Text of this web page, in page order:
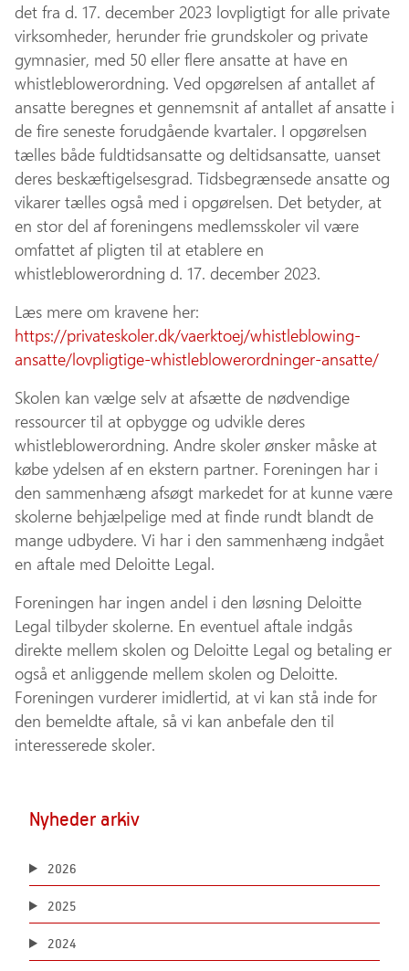
det fra d. 17. december 2023 lovpligtigt for alle private
virksomheder, herunder frie grundskoler og private
gymnasier, med 50 eller flere ansatte at have en
whistleblowerordning. Ved opgørelsen af antallet af
ansatte beregnes et gennemsnit af antallet af ansatte i
de fire seneste forudgående kvartaler. I opgørelsen
tælles både fuldtidsansatte og deltidsansatte, uanset
deres beskæftigelsesgrad. Tidsbegrænsede ansatte og
vikarer tælles også med i opgørelsen. Det betyder, at
en stor del af foreningens medlemsskoler vil være
omfattet af pligten til at etablere en
whistleblowerordning d. 17. december 2023.
Læs mere om kravene her:
https://privateskoler.dk/vaerktoej/whistleblowing-
ansatte/lovpligtige-whistleblowerordninger-ansatte/
Skolen kan vælge selv at afsætte de nødvendige
ressourcer til at opbygge og udvikle deres
whistleblowerordning. Andre skoler ønsker måske at
købe ydelsen af en ekstern partner. Foreningen har i
den sammenhæng afsøgt markedet for at kunne være
skolerne behjælpelige med at finde rundt blandt de
mange udbydere. Vi har i den sammenhæng indgået
en aftale med Deloitte Legal.
Foreningen har ingen andel i den løsning Deloitte
Legal tilbyder skolerne. En eventuel aftale indgås
direkte mellem skolen og Deloitte Legal og betaling er
også et anliggende mellem skolen og Deloitte.
Foreningen vurderer imidlertid, at vi kan stå inde for
den bemeldte aftale, så vi kan anbefale den til
interesserede skoler.
Nyheder arkiv
2026
2025
2024